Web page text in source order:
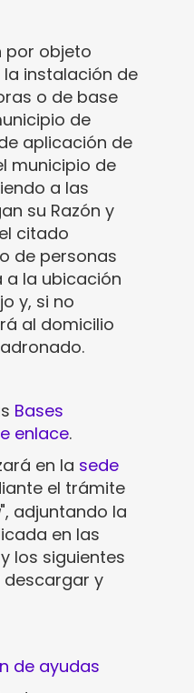
por objeto
instalación de
o de base
de
aplicación de
municipio de
a las
su Razón y
citado
de personas
a la ubicación
y, si no
al domicilio
Bases
enlace.
en la sede
el trámite
", adjuntando la
en las
los siguientes
descargar y
de ayudas